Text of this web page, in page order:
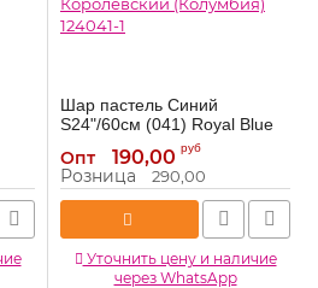
Шар пастель Синий
S24"/60см (041) Royal Blue
Королевский (Колумбия)
124041-1
Артикул: 124041-1
Опт 190,00 руб
Розница 290,00
Уточнить цену и наличие
через WhatsApp